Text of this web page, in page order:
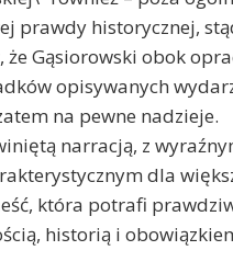
prawdy historycznej,
Gąsiorowski obok
opisywanych
na pewne nadzieje.
narracją, z
dla
która potrafi
historią i